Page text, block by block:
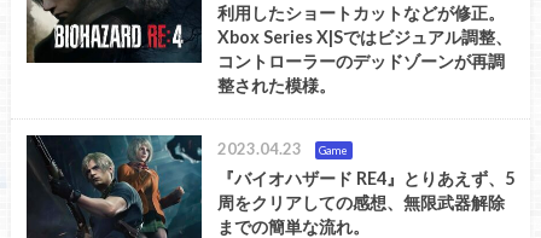
利用したショートカットなどが修正。
Xbox Series X|Sではビジュアル調整、
コントローラーのデッドゾーンが再調
整された模様。
2023.04.23 Game
『バイオハザード RE4』とりあえず、5
周をクリアしての感想、無限武器解除
までの簡単な流れ。